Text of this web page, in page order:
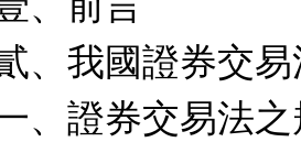
、我國證券交
、證券交易法